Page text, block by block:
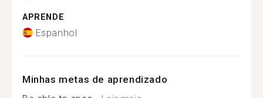
APRENDE
Espanhol
Minhas metas de aprendizado